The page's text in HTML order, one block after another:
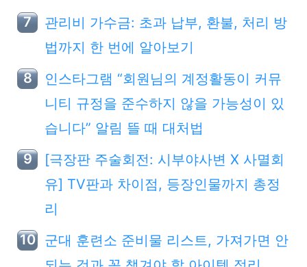
관리비 가수금: 초과 납부, 환불, 처리 방
법까지 한 번에 알아보기
인스타그램 “회원님의 계정활동이 커뮤
니티 규정을 준수하지 않을 가능성이 있
습니다” 알림 뜰 때 대처법
[극장판 주술회전: 시부야사변 X 사멸회
유] TV판과 차이점, 등장인물까지 총정
리
군대 훈련소 준비물 리스트, 가져가면 안